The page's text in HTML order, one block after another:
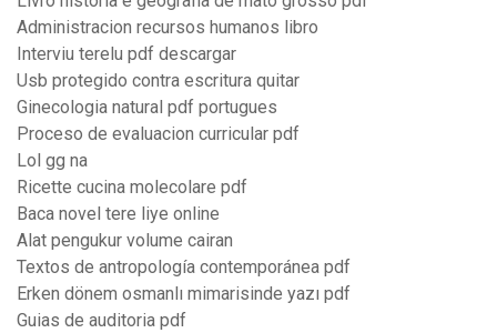
Administracion recursos humanos libro
Interviu terelu pdf descargar
Usb protegido contra escritura quitar
Ginecologia natural pdf portugues
Proceso de evaluacion curricular pdf
Lol gg na
Ricette cucina molecolare pdf
Baca novel tere liye online
Alat pengukur volume cairan
Textos de antropología contemporánea pdf
Erken dönem osmanlı mimarisinde yazı pdf
Guias de auditoria pdf